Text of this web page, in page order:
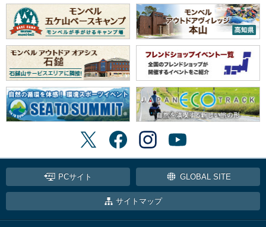
PCサイト GLOBAL SITE
サイトマップ